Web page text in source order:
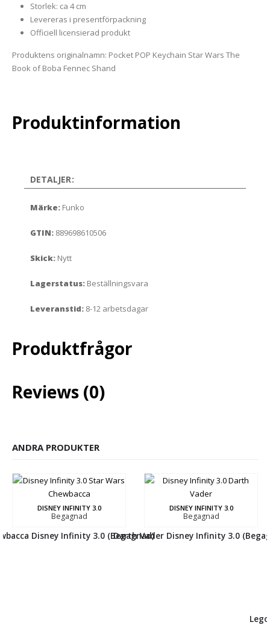
Storlek: ca 4 cm
Levereras i presentförpackning
Officiell licensierad produkt
Produktens originalnamn: Pocket POP Keychain Star Wars The
Book of Boba Fennec Shand
Produktinformation
DETALJER:
Märke: Funko
GTIN: 889698610506
Skick: Nytt
Lagerstatus: Beställningsvara
Leveranstid: 8-12 arbetsdagar
Produktfrågor
Reviews (0)
ANDRA PRODUKTER
DISNEY INFINITY 3.0
Begagnad
Disney Infinity 3.0 (Begagnad)
DISNEY INFINITY 3.0
Begagnad
Darth Vader Disney Infinity 3.0